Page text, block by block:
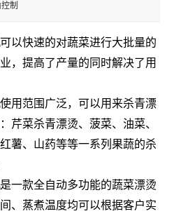
制
可以快速的对蔬菜进行大批量的
，提高了产量的同时解决了用
使用范围广泛，可以用来杀青漂
芹菜杀青漂烫、菠菜、油菜、
薯、山药等等一系列果蔬的杀
是一款全自动多功能的蔬菜漂烫
、蒸煮温度均可以根据客户实